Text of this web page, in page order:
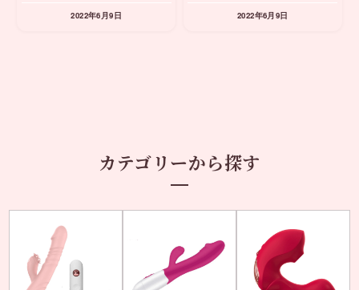
2022年6月9日 2022年6月9日
カテゴリーから探す